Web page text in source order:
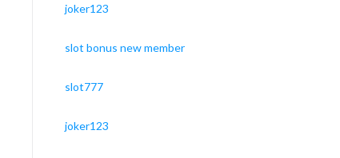
joker123
slot bonus new member
slot777
joker123